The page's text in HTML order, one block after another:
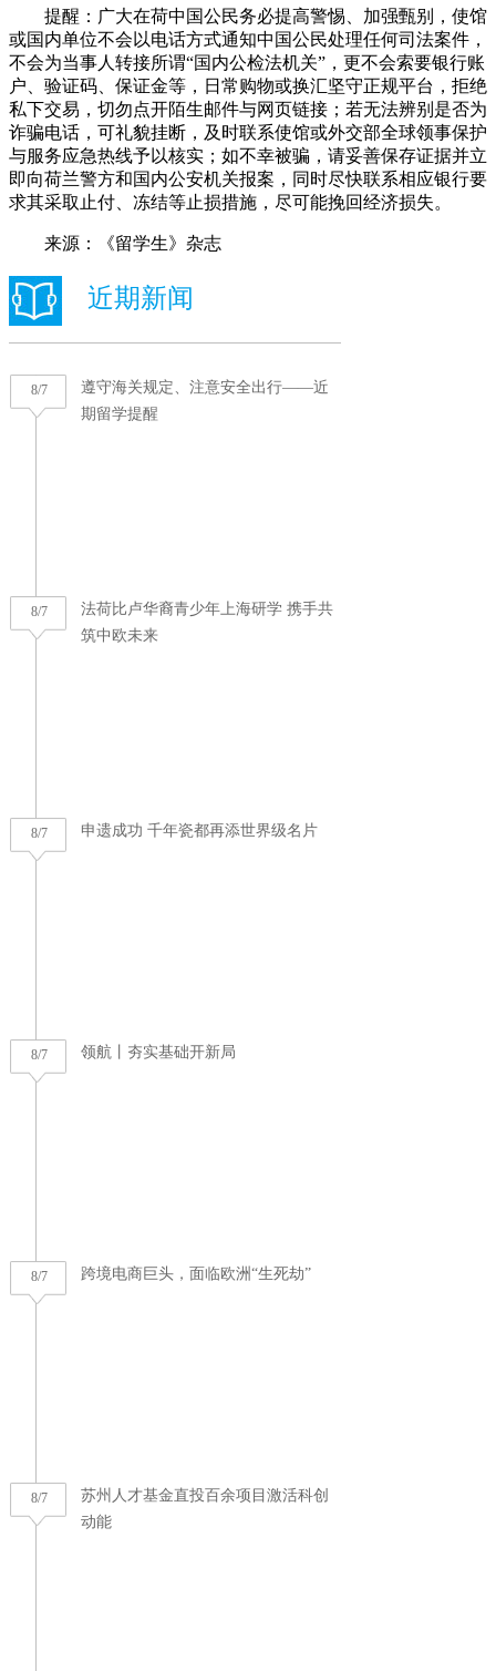
提醒：广大在荷中国公民务必提高警惕、加强甄别，使馆
或国内单位不会以电话方式通知中国公民处理任何司法案件，
不会为当事人转接所谓“国内公检法机关”，更不会索要银行账
户、验证码、保证金等，日常购物或换汇坚守正规平台，拒绝
私下交易，切勿点开陌生邮件与网页链接；若无法辨别是否为
诈骗电话，可礼貌挂断，及时联系使馆或外交部全球领事保护
与服务应急热线予以核实；如不幸被骗，请妥善保存证据并立
即向荷兰警方和国内公安机关报案，同时尽快联系相应银行要
求其采取止付、冻结等止损措施，尽可能挽回经济损失。
来源：《留学生》杂志